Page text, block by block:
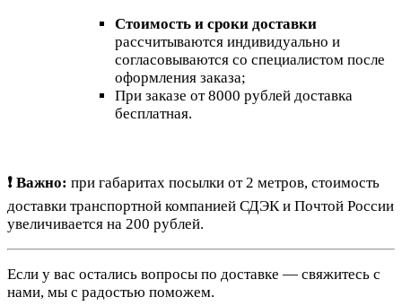
Стоимость и сроки доставки
рассчитываются индивидуально и
согласовываются со специалистом после
оформления заказа;
При заказе от 8000 рублей доставка
бесплатная.
❗ Важно: при габаритах посылки от 2 метров, стоимость
доставки транспортной компанией СДЭК и Почтой России
увеличивается на 200 рублей.
Если у вас остались вопросы по доставке — свяжитесь с
нами, мы с радостью поможем.